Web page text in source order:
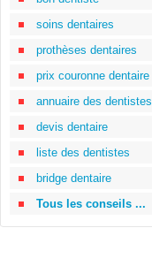
soins dentaires
prothèses dentaires
prix couronne dentaire
annuaire des dentistes
devis dentaire
liste des dentistes
bridge dentaire
Tous les conseils ...